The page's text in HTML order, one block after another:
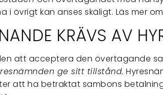
i övrigt kan anses skäligt. Läs mer
KRÄVS AV
att acceptera den övertagande
ge sitt tillstånd.
att ha betraktat sambons